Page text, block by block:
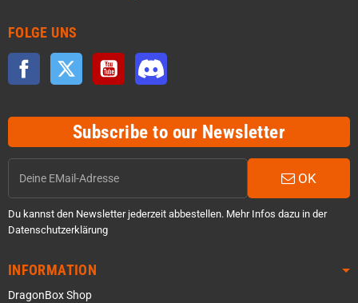
FOLGE UNS
Facebook Twitter YouTube
Subscribe to our Newsletter
OK
Du kannst den Newsletter jederzeit abbestellen. Mehr Infos dazu in der
Datenschutzerklärung
INFORMATION
DragonBox Shop